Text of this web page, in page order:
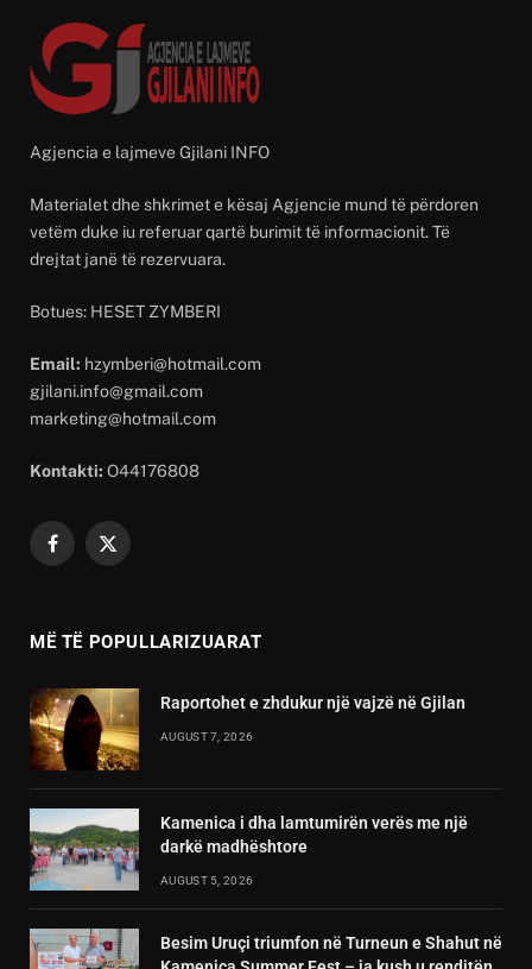
Agjencia e lajmeve Gjilani INFO
Materialet dhe shkrimet e kësaj Agjencie mund të përdoren
vetëm duke iu referuar qartë burimit të informacionit. Të
drejtat janë të rezervuara.
Botues: HESET ZYMBERI
Email: hzymberi@hotmail.com
gjilani.info@gmail.com
marketing@hotmail.com
Kontakti: O44176808
Facebook
X
MË TË POPULLARIZUARAT
Raportohet e zhdukur një vajzë në Gjilan
AUGUST 7, 2026
Kamenica i dha lamtumirën verës me një
darkë madhështore
AUGUST 5, 2026
Besim Uruçi triumfon në Turneun e Shahut në